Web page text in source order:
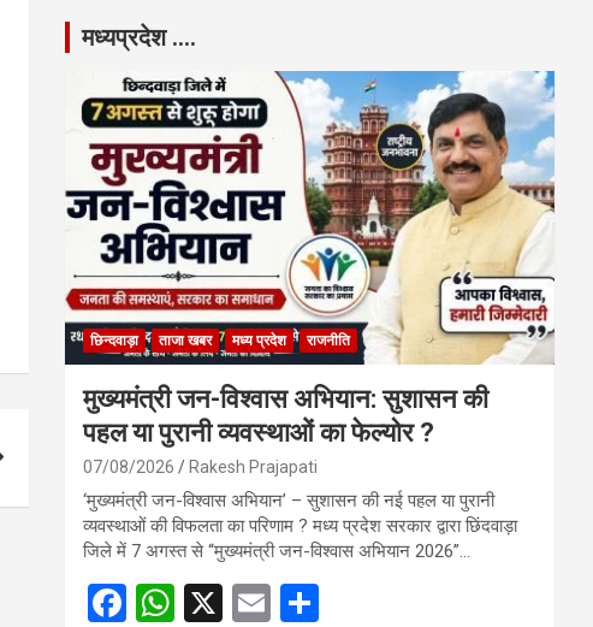
मध्यप्रदेश ….
छिन्दवाड़ा ताजा खबर मध्य प्रदेश राजनीति
मुख्यमंत्री जन-विश्वास अभियान: सुशासन की
पहल या पुरानी व्यवस्थाओं का फेल्योर ?
07/08/2026 Rakesh Prajapati
‘मुख्यमंत्री जन-विश्वास अभियान’ – सुशासन की नई पहल या पुरानी
व्यवस्थाओं की विफलता का परिणाम ? मध्य प्रदेश सरकार द्वारा छिंदवाड़ा
जिले में 7 अगस्त से “मुख्यमंत्री जन-विश्वास अभियान 2026”…
F
W X
E